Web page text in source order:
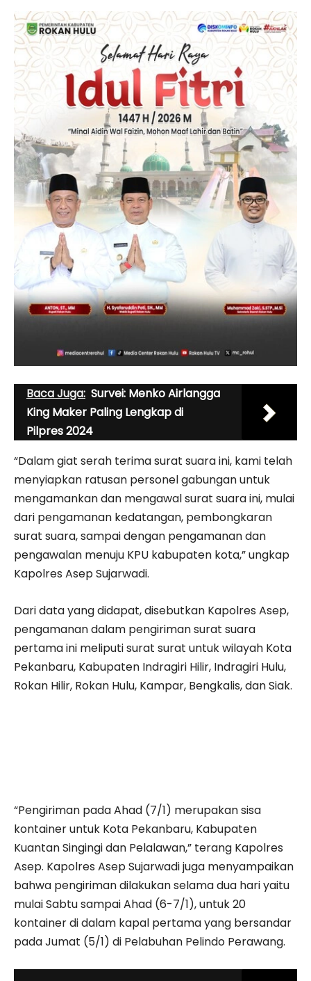
Baca Juga: Survei: Menko Airlangga
King Maker Paling Lengkap di
Pilpres 2024
“Dalam giat serah terima surat suara ini, kami telah
menyiapkan ratusan personel gabungan untuk
mengamankan dan mengawal surat suara ini, mulai
dari pengamanan kedatangan, pembongkaran
surat suara, sampai dengan pengamanan dan
pengawalan menuju KPU kabupaten kota,” ungkap
Kapolres Asep Sujarwadi.
Dari data yang didapat, disebutkan Kapolres Asep,
pengamanan dalam pengiriman surat suara
pertama ini meliputi surat surat untuk wilayah Kota
Pekanbaru, Kabupaten Indragiri Hilir, Indragiri Hulu,
Rokan Hilir, Rokan Hulu, Kampar, Bengkalis, dan Siak.
“Pengiriman pada Ahad (7/1) merupakan sisa
kontainer untuk Kota Pekanbaru, Kabupaten
Kuantan Singingi dan Pelalawan,” terang Kapolres
Asep. Kapolres Asep Sujarwadi juga menyampaikan
bahwa pengiriman dilakukan selama dua hari yaitu
mulai Sabtu sampai Ahad (6-7/1), untuk 20
kontainer di dalam kapal pertama yang bersandar
pada Jumat (5/1) di Pelabuhan Pelindo Perawang.